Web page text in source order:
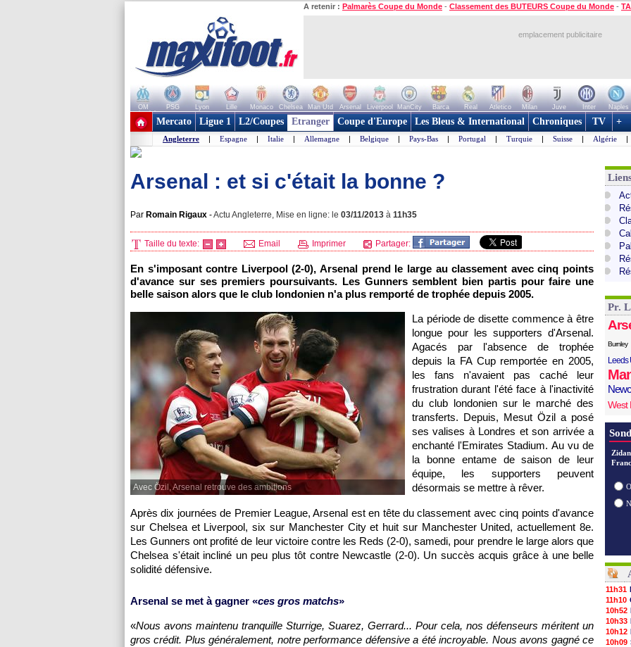
A retenir : Palmarès Coupe du Monde - Classement des BUTEURS Coupe du Monde -
emplacement publicitaire
OM PSG Lyon Lille Monaco Chelsea Man Utd Arsenal Liverpool ManCity Barca Real Atletico Milan Juve Inter Naples
+ de clubs
Mercato Ligue 1 L2/Coupes Etranger Coupe d'Europe Les Bleus & International Chroniques TV +
Angleterre | Espagne | Italie | Allemagne | Belgique | Pays-Bas | Portugal | Turquie | Suisse | Algérie |
Arsenal : et si c'était la bonne ?
Par Romain Rigaux -Actu Angleterre, Mise en ligne: le 03/11/2013 à 11h35
Taille du texte: Email Imprimer Partager:
En s'imposant contre Liverpool (2-0), Arsenal prend le large au classement avec cinq points
d'avance sur ses premiers poursuivants. Les Gunners semblent bien partis pour faire une
belle saison alors que le club londonien n'a plus remporté de trophée depuis 2005.
Avec Özil, Arsenal retrouve des ambitions
La période de disette commence à être
longue pour les supporters d'Arsenal.
Agacés par l'absence de trophée
depuis la FA Cup remportée en 2005,
les fans n'avaient pas caché leur
frustration durant l'été face à l'inactivité
du club londonien sur le marché des
transferts. Depuis, Mesut Özil a posé
ses valises à Londres et son arrivée a
enchanté l'Emirates Stadium. Au vu de
la bonne entame de saison de leur
équipe, les supporters peuvent
désormais se mettre à rêver.
Après dix journées de Premier League, Arsenal est en tête du classement avec cinq points d'avance
sur Chelsea et Liverpool, six sur Manchester City et huit sur Manchester United, actuellement 8e.
Les Gunners ont profité de leur victoire contre les Reds (2-0), samedi, pour prendre le large alors que
Chelsea s'était incliné un peu plus tôt contre Newcastle (2-0). Un succès acquis grâce à une belle
solidité défensive.
Arsenal se met à gagner «ces gros matchs»
«Nous avons maintenu tranquille Sturrige, Suarez, Gerrard... Pour cela, nos défenseurs méritent un
gros crédit. Plus généralement, notre performance défensive a été incroyable. Nous avons gagné ce
Pr.
Burnley
Leeds
West
11h31
11h10
10h52
10h33
10h12
10h09